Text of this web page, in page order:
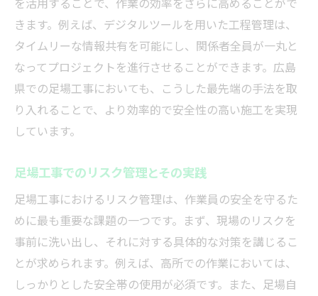
きます。例えば、デジタルツールを用いた工程管理は、
タイムリーな情報共有を可能にし、関係者全員が一丸と
なってプロジェクトを進行させることができます。広島
県での足場工事においても、こうした最先端の手法を取
り入れることで、より効率的で安全性の高い施工を実現
しています。
足場工事でのリスク管理とその実践
足場工事におけるリスク管理は、作業員の安全を守るた
めに最も重要な課題の一つです。まず、現場のリスクを
事前に洗い出し、それに対する具体的な対策を講じるこ
とが求められます。例えば、高所での作業においては、
しっかりとした安全帯の使用が必須です。また、足場自